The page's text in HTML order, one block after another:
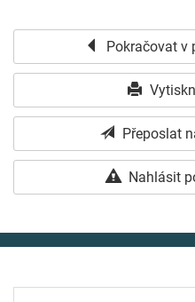
Pokračovat v
Přeposlat
Nahlásit